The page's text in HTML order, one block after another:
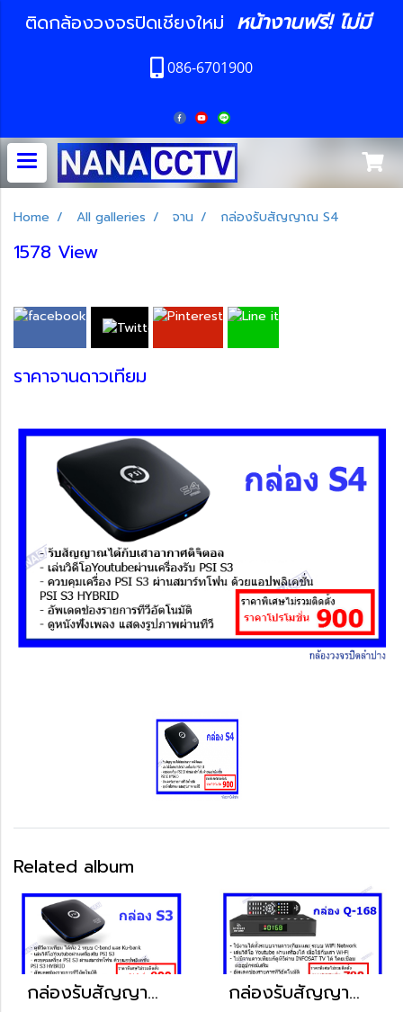
ติดกล้องวงจรปิดเชียงใหม่ หน้างานฟรี! ไม่มี
086-6701900
Home All galleries จาน กล่องรับสัญญาณ S4
1578 View
ราคาจานดาวเทียม
Related album
กล่องรับสัญญาณ S3
กล่องรับสัญญาณ Q-168